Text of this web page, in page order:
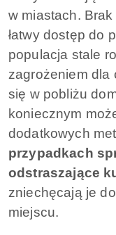
w miastach.
łatwy dostęp do
populacja stale
zagrożeniem dla
się w pobliżu
koniecznym
dodatkowych
przypadkach
odstraszające
zniechęcają je
miejscu.